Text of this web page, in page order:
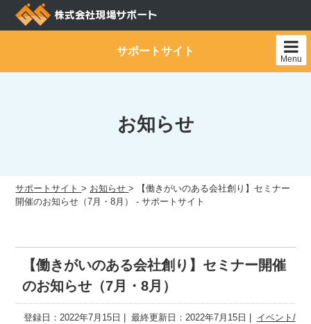
Skip
サポートサイト
Menu
お知らせ
サポートサイト > お知らせ >
【働きがいのある会社創り】セミナー
開催のお知らせ（7月・8月） - サポートサイト
【働きがいのある会社創り】セミナー開催
のお知らせ（7月・8月）
登録日：2022年7月15日 最終更新日：2022年7月15日
イベント/